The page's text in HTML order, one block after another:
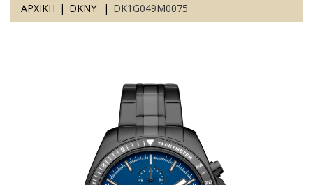
ΑΡΧΙΚΗ DKNY DK1G049M0075